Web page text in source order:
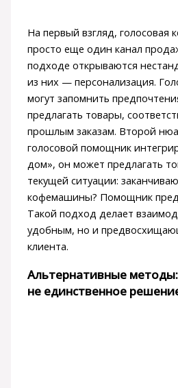
На первый взгляд, голосовая
просто еще один канал
подходе открываются
из них — персонализация.
могут запомнить
предлагать товары,
прошлым заказам. Второй
голосовой помощник
дом», он может предлагать
текущей ситуации:
кофемашины? Помощник
Такой подход делает
удобным, но и
клиента.
Альтернативные
не единственное